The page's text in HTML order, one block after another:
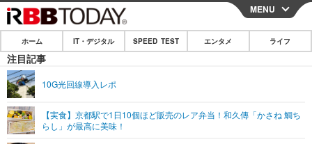
CLOSE
ホーム
IT・デジタル
ネタ
SPEED TEST
エンタメ
MENU
ホーム IT・デジタル SPEED TEST エンタメ ライフ
注目記事
10G光回線導入レポ
【実食】京都駅で1日10個ほど販売のレア弁当！和久傳「かさね 鯛ち
らし」が最高に美味！